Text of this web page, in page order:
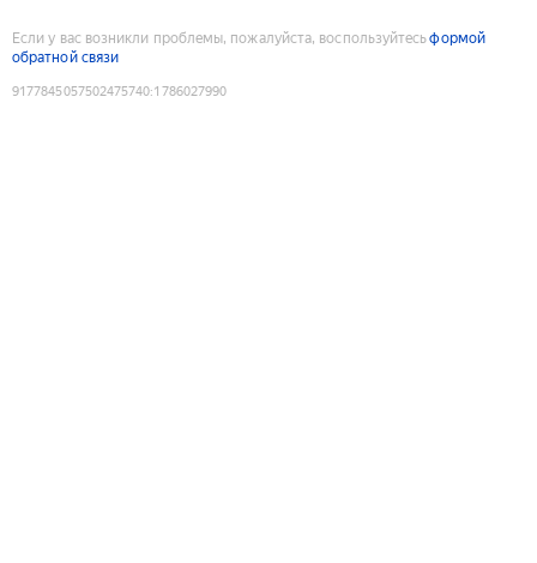
Если у вас возникли проблемы, пожалуйста, воспользуйтесьформой
обратной связи
9177845057502475740:1786027990